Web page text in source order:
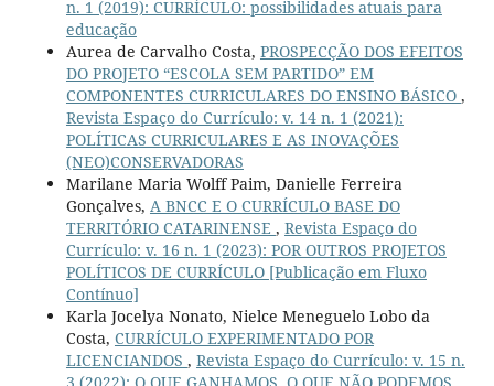
n. 1 (2019): CURRÍCULO: possibilidades atuais para
educação
Aurea de Carvalho Costa, PROSPECÇÃO DOS EFEITOS
DO PROJETO “ESCOLA SEM PARTIDO” EM
COMPONENTES CURRICULARES DO ENSINO BÁSICO ,
Revista Espaço do Currículo: v. 14 n. 1 (2021):
POLÍTICAS CURRICULARES E AS INOVAÇÕES
(NEO)CONSERVADORAS
Marilane Maria Wolff Paim, Danielle Ferreira
Gonçalves, A BNCC E O CURRÍCULO BASE DO
TERRITÓRIO CATARINENSE , Revista Espaço do
Currículo: v. 16 n. 1 (2023): POR OUTROS PROJETOS
POLÍTICOS DE CURRÍCULO [Publicação em Fluxo
Contínuo]
Karla Jocelya Nonato, Nielce Meneguelo Lobo da
Costa, CURRÍCULO EXPERIMENTADO POR
LICENCIANDOS , Revista Espaço do Currículo: v. 15 n.